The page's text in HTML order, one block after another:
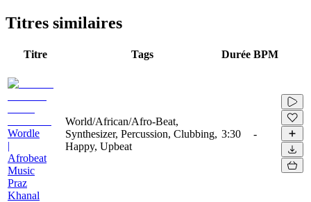
Titres similaires
Titre Tags Durée BPM
Wordle
|
Afrobeat
Music
Praz
Khanal
World/African/Afro-Beat,
Synthesizer, Percussion, Clubbing,
Happy, Upbeat
3:30 -